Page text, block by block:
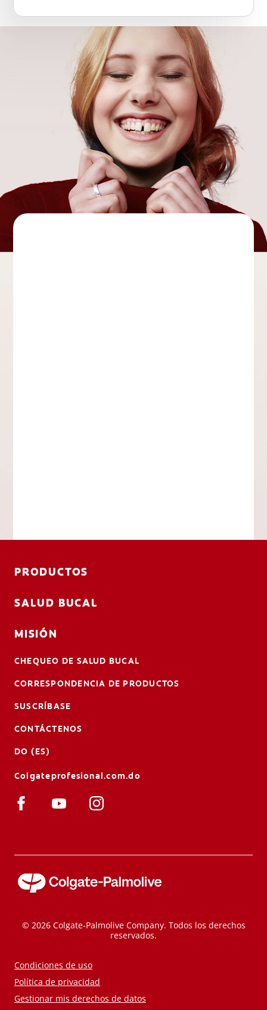
PRODUCTOS
SALUD BUCAL
MISIÓN
CHEQUEO DE SALUD BUCAL
CORRESPONDENCIA DE PRODUCTOS
SUSCRÍBASE
CONTÁCTENOS
DO (ES)
Colgateprofesional.com.do
© 2026 Colgate-Palmolive Company. Todos los derechos
reservados.
Condiciones de uso
Política de privacidad
Gestionar mis derechos de datos